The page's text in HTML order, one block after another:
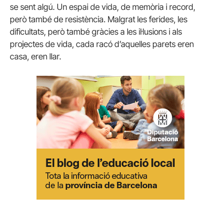
se sent algú. Un espai de vida, de memòria i record,
però també de resistència. Malgrat les ferides, les
dificultats, però també gràcies a les il·lusions i als
projectes de vida, cada racó d’aquelles parets eren
casa, eren llar.